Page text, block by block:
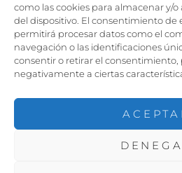
como las cookies para almacenar y/
del dispositivo. El consentimiento de
permitirá procesar datos como el
navegación o las identificaciones
consentir o retirar el
negativamente a ciertas
Capturar y
Vía larga